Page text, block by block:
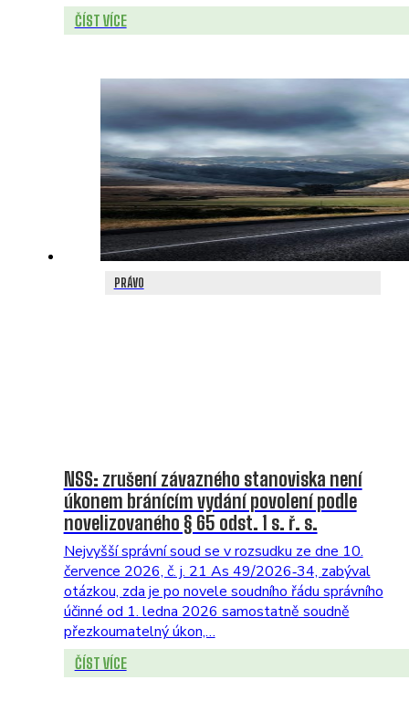
ČÍST VÍCE
PRÁVO
NSS: zrušení závazného stanoviska není
úkonem bránícím vydání povolení podle
novelizovaného § 65 odst. 1 s. ř. s.
Nejvyšší správní soud se v rozsudku ze dne 10.
července 2026, č. j. 21 As 49/2026‑34, zabýval
otázkou, zda je po novele soudního řádu správního
účinné od 1. ledna 2026 samostatně soudně
přezkoumatelný úkon,…
ČÍST VÍCE